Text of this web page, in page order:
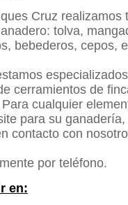
Cruz realizamos
tolva,
bebederos, cepos,
stamos
cerramientos de
cualquier
para su
contacto con
por teléfono.
en: